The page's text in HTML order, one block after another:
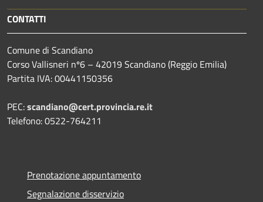
CONTATTI
Comune di Scandiano
Corso Vallisneri nº6 – 42019 Scandiano (Reggio Emilia)
Partita IVA: 00441150356
PEC:scandiano@cert.provincia.re.it
Telefono: 0522-764211
Prenotazione appuntamento
Segnalazione disservizio